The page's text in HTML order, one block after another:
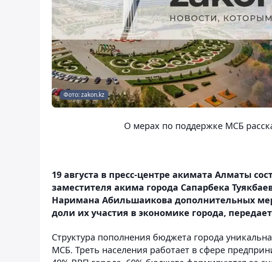
Фото: zakon.kz
О мерах по поддержке МСБ
19 августа в пресс-центре акимата Алматы
заместителя акима города Сапарбека
Наримана Абильшаикова дополнительных
доли их участия в экономике города, передает
Структура пополнения бюджета города
МСБ. Треть населения работает в сфере